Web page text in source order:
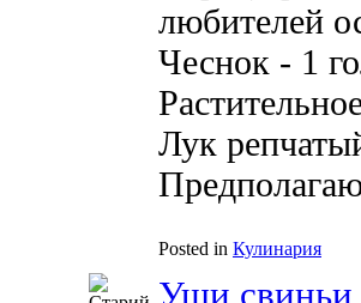
любителей
Чеснок - 1
Лук
Posted in Кулинария
Уши свиньи